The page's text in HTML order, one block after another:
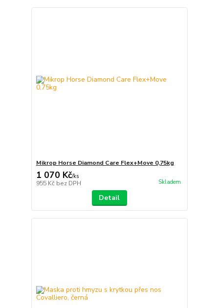
Mikrop Horse Diamond Care Flex+Move 0,75kg
1 070 Kč/ks
955 Kč bez DPH Skladem
Detail